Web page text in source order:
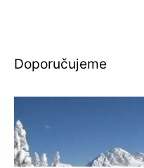
Doporučujeme